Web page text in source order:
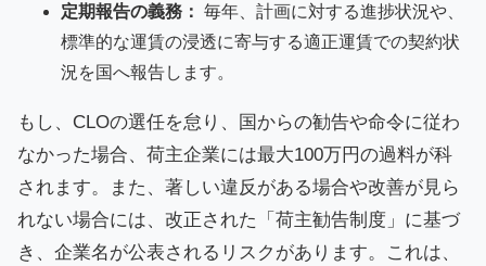
定期報告の義務： 毎年、計画に対する進捗状況や、
標準的な運賃の浸透に寄与する適正運賃での契約状
況を国へ報告します。
もし、CLOの選任を怠り、国からの勧告や命令に従わ
なかった場合、荷主企業には最大100万円の過料が科
されます。また、著しい違反がある場合や改善が見ら
れない場合には、改正された「荷主勧告制度」に基づ
き、企業名が公表されるリスクがあります。これは、